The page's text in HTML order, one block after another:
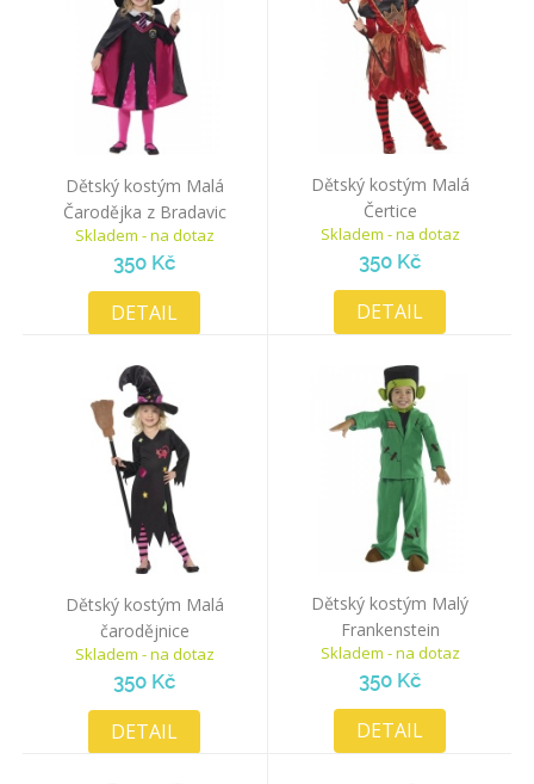
Dětský kostým Malá
Čarodějka z Bradavic
Skladem - na dotaz
350 Kč
DETAIL
Dětský kostým Malá
Čertice
Skladem - na dotaz
350 Kč
DETAIL
Dětský kostým Malá
čarodějnice
Skladem - na dotaz
350 Kč
DETAIL
Dětský kostým Malý
Frankenstein
Skladem - na dotaz
350 Kč
DETAIL